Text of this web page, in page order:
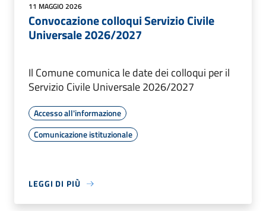
11 MAGGIO 2026
Convocazione colloqui Servizio Civile
Universale 2026/2027
Il Comune comunica le date dei colloqui per il
Servizio Civile Universale 2026/2027
Accesso all'informazione
Comunicazione istituzionale
LEGGI DI PIÙ